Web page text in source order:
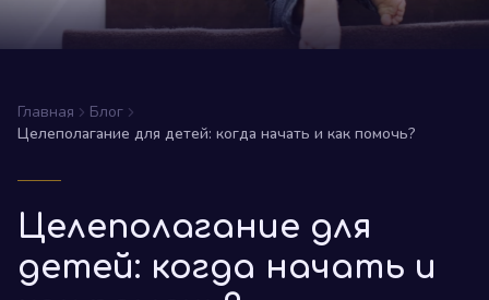
Главная
Блог
Целеполагание для детей: когда начать и как помочь?
Целеполагание для
детей: когда начать и